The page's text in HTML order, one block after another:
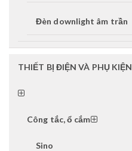
Đèn downlight âm trần
THIẾT BỊ ĐIỆN VÀ PHỤ KIỆN
Công tắc, ổ cắm
Sino